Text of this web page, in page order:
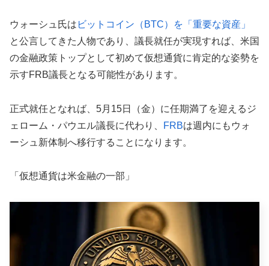
ウォーシュ氏は ビットコイン（BTC）を「重要な資産」
と公言してきた人物であり、議長就任が実現すれば、米国
の金融政策トップとして初めて仮想通貨に肯定的な姿勢を
示すFRB議長となる可能性があります。
正式就任となれば、5月15日（金）に任期満了を迎えるジ
ェローム・パウエル議長に代わり、
FRBは週内にもウォ
ーシュ新体制へ移行することになります。
「仮想通貨は米金融の一部」